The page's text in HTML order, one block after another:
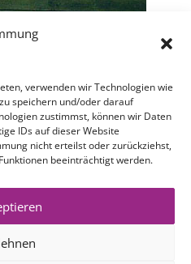
verwenden wir Technologien wie
speichern und/oder darauf
zustimmst, können wir Daten
IDs auf dieser Website
nicht erteilst oder zurückziehst,
beeinträchtigt werden.
mitzunehmen:
die Kinder)